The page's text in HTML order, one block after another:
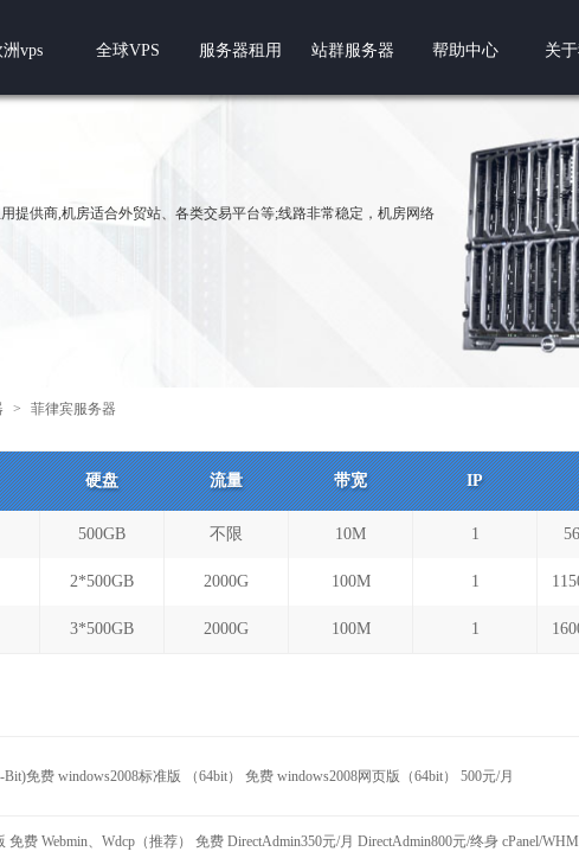
洲vps 全球VPS 服务器租用 站群服务器 帮助中心 关
提供商,机房适合外贸站、各类交易平台等;线路非常稳定，机房网络
> 菲律宾服务器
硬盘 流量 带宽 IP
500GB 不限 10M 1
2*500GB 2000G 100M 1
3*500GB 2000G 100M 1
Bit)免费 windows2008标准版 （64bit） 免费 windows2008网页版（64bit） 500元/月
免费 Webmin、Wdcp（推荐） 免费 DirectAdmin350元/月 DirectAdmin800元/终身 cPanel/